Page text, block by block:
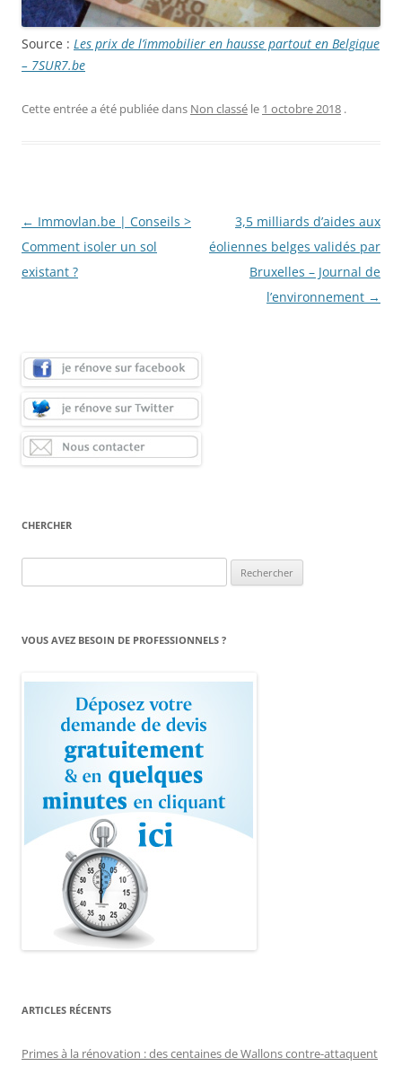
Source : Les prix de l’immobilier en hausse partout en Belgique
– 7SUR7.be
Cette entrée a été publiée dans Non classé le 1 octobre 2018 .
Navigation
des
articles
← Immovlan.be | Conseils >
Comment isoler un sol
existant ?
3,5 milliards d’aides aux
éoliennes belges validés par
Bruxelles – Journal de
l’environnement →
CHERCHER
VOUS AVEZ BESOIN DE PROFESSIONNELS ?
ARTICLES RÉCENTS
Primes à la rénovation : des centaines de Wallons contre-attaquent